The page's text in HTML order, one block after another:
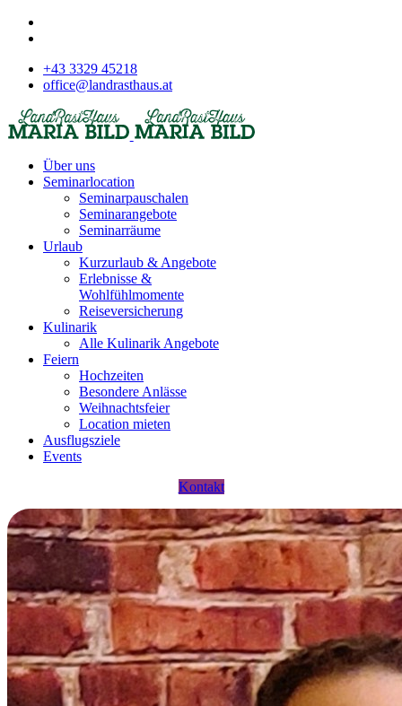
+43 3329 45218
office@landrasthaus.at
Über uns
Seminarlocation
Seminarpauschalen
Seminarangebote
Seminarräume
Urlaub
Kurzurlaub & Angebote
Erlebnisse &
Wohlfühlmomente
Reiseversicherung
Kulinarik
Alle Kulinarik Angebote
Feiern
Hochzeiten
Besondere Anlässe
Weihnachtsfeier
Location mieten
Ausflugsziele
Events
Kontakt